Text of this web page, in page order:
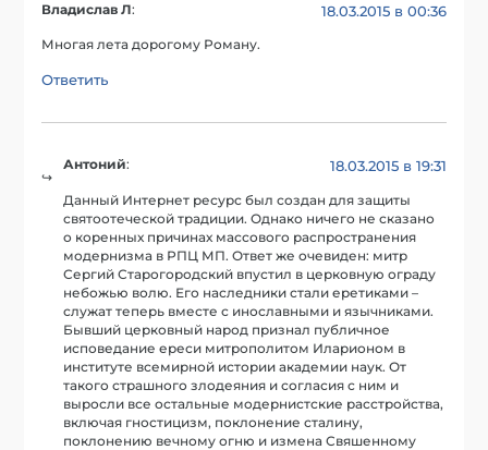
Владислав Л: 18.03.2015 в 00:36
Многая лета дорогому Роману.
Ответить
Антоний: 18.03.2015 в 19:31
Данный Интернет ресурс был создан для защиты
святоотеческой традиции. Однако ничего не сказано
о коренных причинах массового распространения
модернизма в РПЦ МП. Ответ же очевиден: митр
Сергий Старогородский впустил в церковную ограду
небожью волю. Его наследники стали еретиками –
служат теперь вместе с инославными и язычниками.
Бывший церковный народ признал публичное
исповедание ереси митрополитом Иларионом в
институте всемирной истории академии наук. От
такого страшного злодеяния и согласия с ним и
выросли все остальные модернистские расстройства,
включая гностицизм, поклонение сталину,
поклонению вечному огню и измена Свяшенному